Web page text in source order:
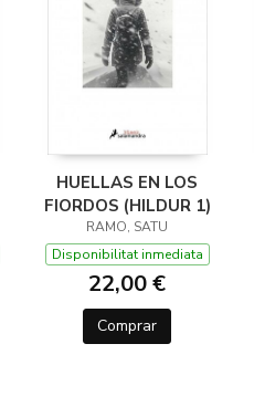
HUELLAS EN LOS
FIORDOS (HILDUR 1)
RAMO, SATU
Disponibilitat inmediata
22,00 €
Comprar